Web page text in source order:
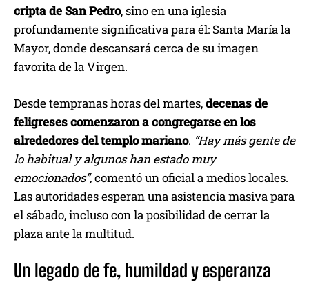
cripta de San Pedro, sino en una iglesia
profundamente significativa para él: Santa María la
Mayor, donde descansará cerca de su imagen
favorita de la Virgen.
Desde tempranas horas del martes,decenas de
feligreses comenzaron a congregarse en los
alrededores del templo mariano. “Hay más gente de
lo habitual y algunos han estado muy
emocionados”,comentó un oficial a medios locales.
Las autoridades esperan una asistencia masiva para
el sábado, incluso con la posibilidad de cerrar la
plaza ante la multitud.
Un legado de fe, humildad y esperanza